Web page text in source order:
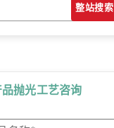
搜索
抛光工艺咨询